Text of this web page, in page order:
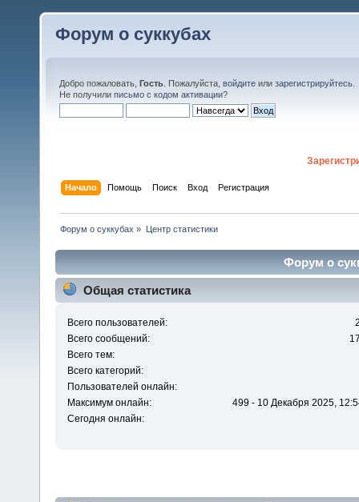
Форум о суккубах
Добро пожаловать, Гость . Пожалуйста, войдите или зарегистрируйтесь
Не получили письмо с кодом активации?
Начало Помощь Поиск Вход Регистрация
Форум о суккубах » Центр статистики
Форум о
Общая статистика
Всего пользователей:
Всего сообщений:
Всего тем:
Всего категорий:
Пользователей онлайн:
Максимум онлайн:
499 - 10 Декабря 2025,
Сегодня онлайн: